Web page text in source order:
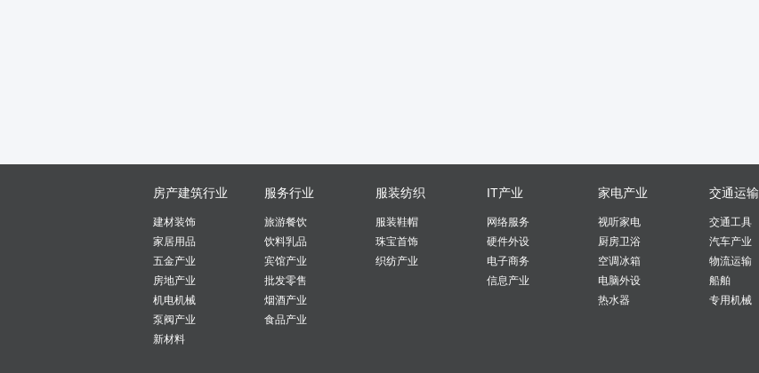
房产建筑行业
建材装饰
家居用品
五金产业
房地产业
机电机械
泵阀产业
新材料
服务行业
旅游餐饮
饮料乳品
宾馆产业
批发零售
烟酒产业
食品产业
服装纺织
服装鞋帽
珠宝首饰
织纺产业
IT产业
网络服务
硬件外设
电子商务
信息产业
家电产业
视听家电
厨房卫浴
空调冰箱
电脑外设
热水器
交通运输
交通工具
汽车产业
物流运输
船舶
专用机械